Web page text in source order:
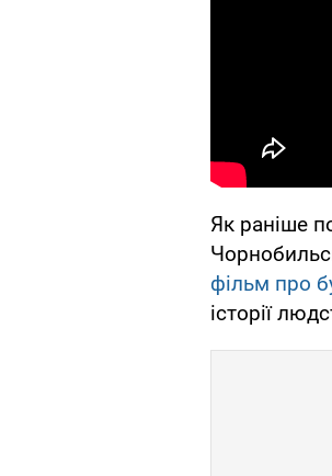
Як раніше
фільм про
історії